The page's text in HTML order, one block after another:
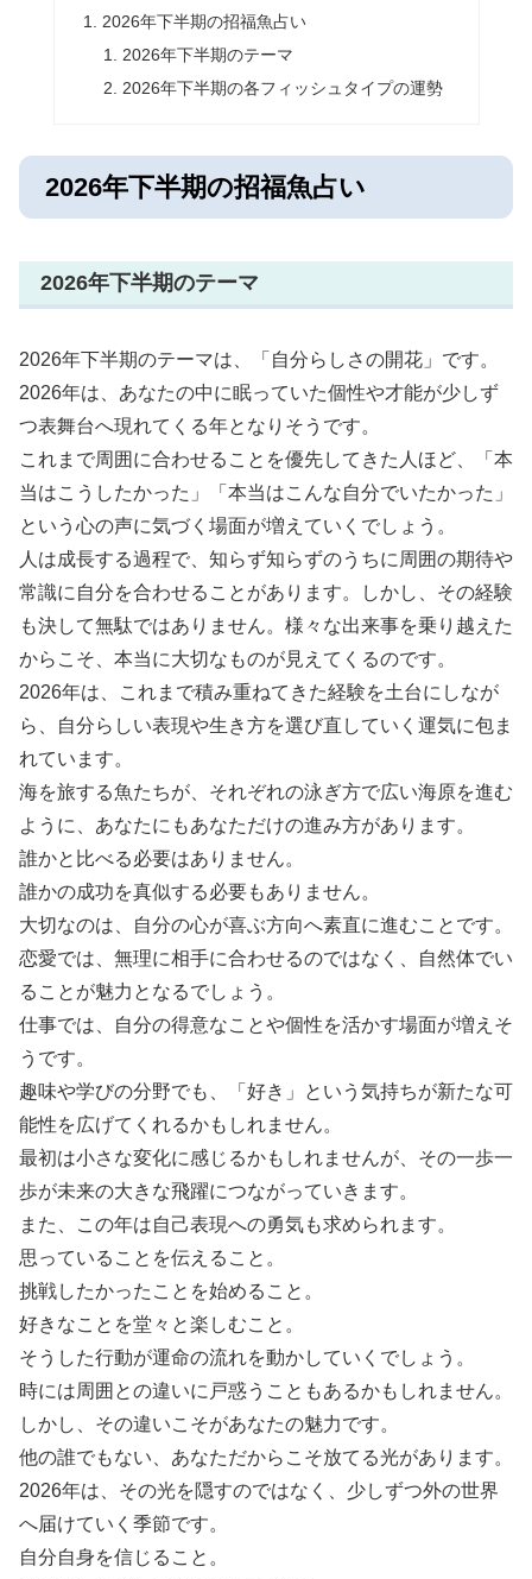
2026年下半期の招福魚占い
2026年下半期のテーマ
2026年下半期の各フィッシュタイプの運勢
2026年下半期の招福魚占い
2026年下半期のテーマ
2026年下半期のテーマは、「自分らしさの開花」です。
2026年は、あなたの中に眠っていた個性や才能が少しず
つ表舞台へ現れてくる年となりそうです。
これまで周囲に合わせることを優先してきた人ほど、「本
当はこうしたかった」「本当はこんな自分でいたかった」
という心の声に気づく場面が増えていくでしょう。
人は成長する過程で、知らず知らずのうちに周囲の期待や
常識に自分を合わせることがあります。しかし、その経験
も決して無駄ではありません。様々な出来事を乗り越えた
からこそ、本当に大切なものが見えてくるのです。
2026年は、これまで積み重ねてきた経験を土台にしなが
ら、自分らしい表現や生き方を選び直していく運気に包ま
れています。
海を旅する魚たちが、それぞれの泳ぎ方で広い海原を進む
ように、あなたにもあなただけの進み方があります。
誰かと比べる必要はありません。
誰かの成功を真似する必要もありません。
大切なのは、自分の心が喜ぶ方向へ素直に進むことです。
恋愛では、無理に相手に合わせるのではなく、自然体でい
ることが魅力となるでしょう。
仕事では、自分の得意なことや個性を活かす場面が増えそ
うです。
趣味や学びの分野でも、「好き」という気持ちが新たな可
能性を広げてくれるかもしれません。
最初は小さな変化に感じるかもしれませんが、その一歩一
歩が未来の大きな飛躍につながっていきます。
また、この年は自己表現への勇気も求められます。
思っていることを伝えること。
挑戦したかったことを始めること。
好きなことを堂々と楽しむこと。
そうした行動が運命の流れを動かしていくでしょう。
時には周囲との違いに戸惑うこともあるかもしれません。
しかし、その違いこそがあなたの魅力です。
他の誰でもない、あなただからこそ放てる光があります。
2026年は、その光を隠すのではなく、少しずつ外の世界
へ届けていく季節です。
自分自身を信じること。